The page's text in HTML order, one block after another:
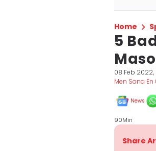
Home
5
08 Feb 2022,
Men Sana
News
90Min
Share